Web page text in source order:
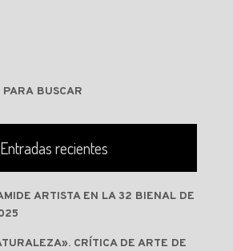
Entradas recientes
ARTISTA EN LA 32 BIENAL DE
CRÍTICA DE ARTE DE